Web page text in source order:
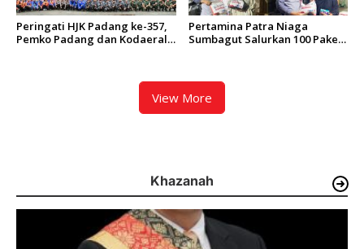
Peringati HJK Padang ke-357,
Pemko Padang dan Kodaeral
Pertamina Patra Niaga
Sumbagut Salurkan 100 Paket
View More
Khazanah